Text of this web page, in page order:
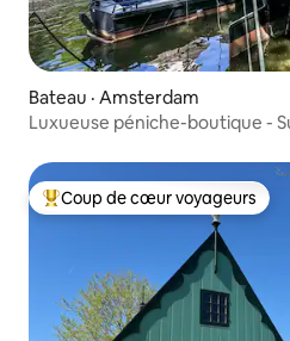
Bateau · Amsterdam
Luxueuse péniche-boutique -
Coup de cœur voyageurs
Coup de cœur voyageurs